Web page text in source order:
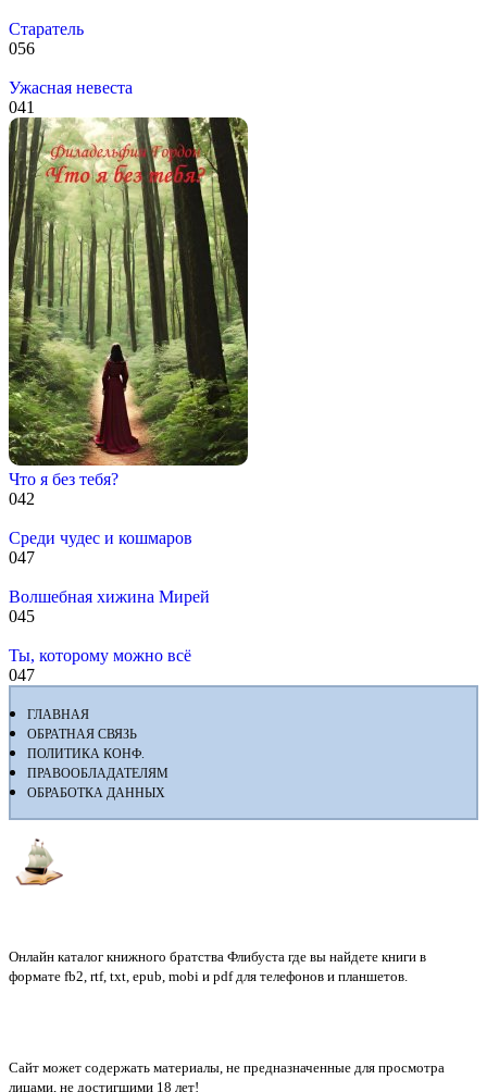
Старатель
056
Ужасная невеста
041
Что я без тебя?
042
Среди чудес и кошмаров
047
Волшебная хижина Мирей
045
Ты, которому можно всё
047
ГЛАВНАЯ
ОБРАТНАЯ СВЯЗЬ
ПОЛИТИКА КОНФ.
ПРАВООБЛАДАТЕЛЯМ
ОБРАБОТКА ДАННЫХ
Онлайн каталог книжного братства Флибуста где вы найдете книги в
формате fb2, rtf, txt, epub, mobi и pdf для телефонов и планшетов.
Сайт может содержать материалы, не предназначенные для просмотра
лицами, не достигшими 18 лет!